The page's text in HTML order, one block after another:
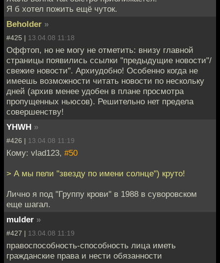
Я б хотел пожить ещё чуток.
Beholder »
#425 | 13.04.08 11:18
Оффтоп, но не могу не отметить: внизу главной
страницы появились ссылки "предыдущие новости"/
свежие новости". Архиудобно! Особенно когда не
имеешь возможности читать новости по нескольку
дней (архив менее удобен в плане просмотра
пропущенных ньюсов). Решительно нет предела
совершенству!
YHWH »
#426 | 13.04.08 11:19
Кому: vlad123, #50
> А мы пели "звезду по имени солнце") круто!
Лично я под "Группу крови" в 1988 в суворовском
еще шагал.
mulder »
#427 | 13.04.08 11:19
правоспособность-способность лица иметь
гражданские права и нести обязанности